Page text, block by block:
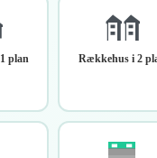
plan Rækkehus i 2